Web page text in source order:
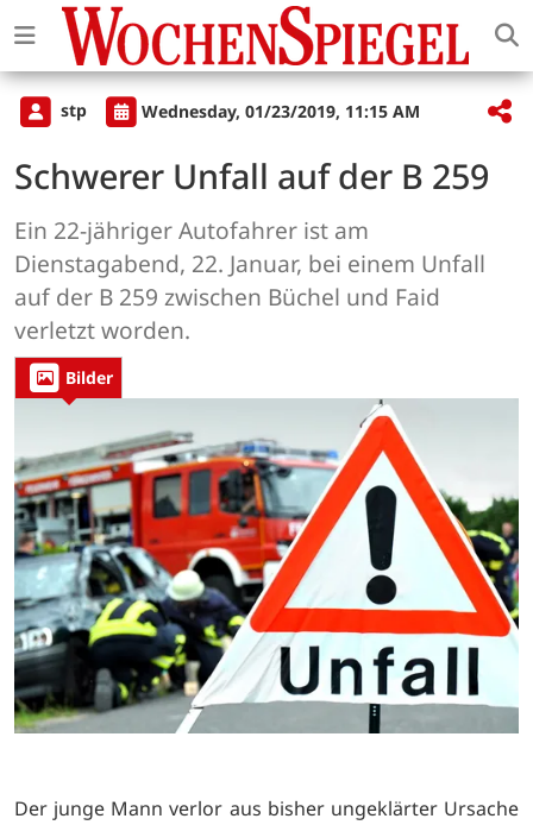
stp Wednesday, 01/23/2019, 11:15 AM
Schwerer Unfall auf der B 259
Ein 22-jähriger Autofahrer ist am
Dienstagabend, 22. Januar, bei einem Unfall
auf der B 259 zwischen Büchel und Faid
verletzt worden.
Bilder
Der junge Mann verlor aus bisher ungeklärter Ursache